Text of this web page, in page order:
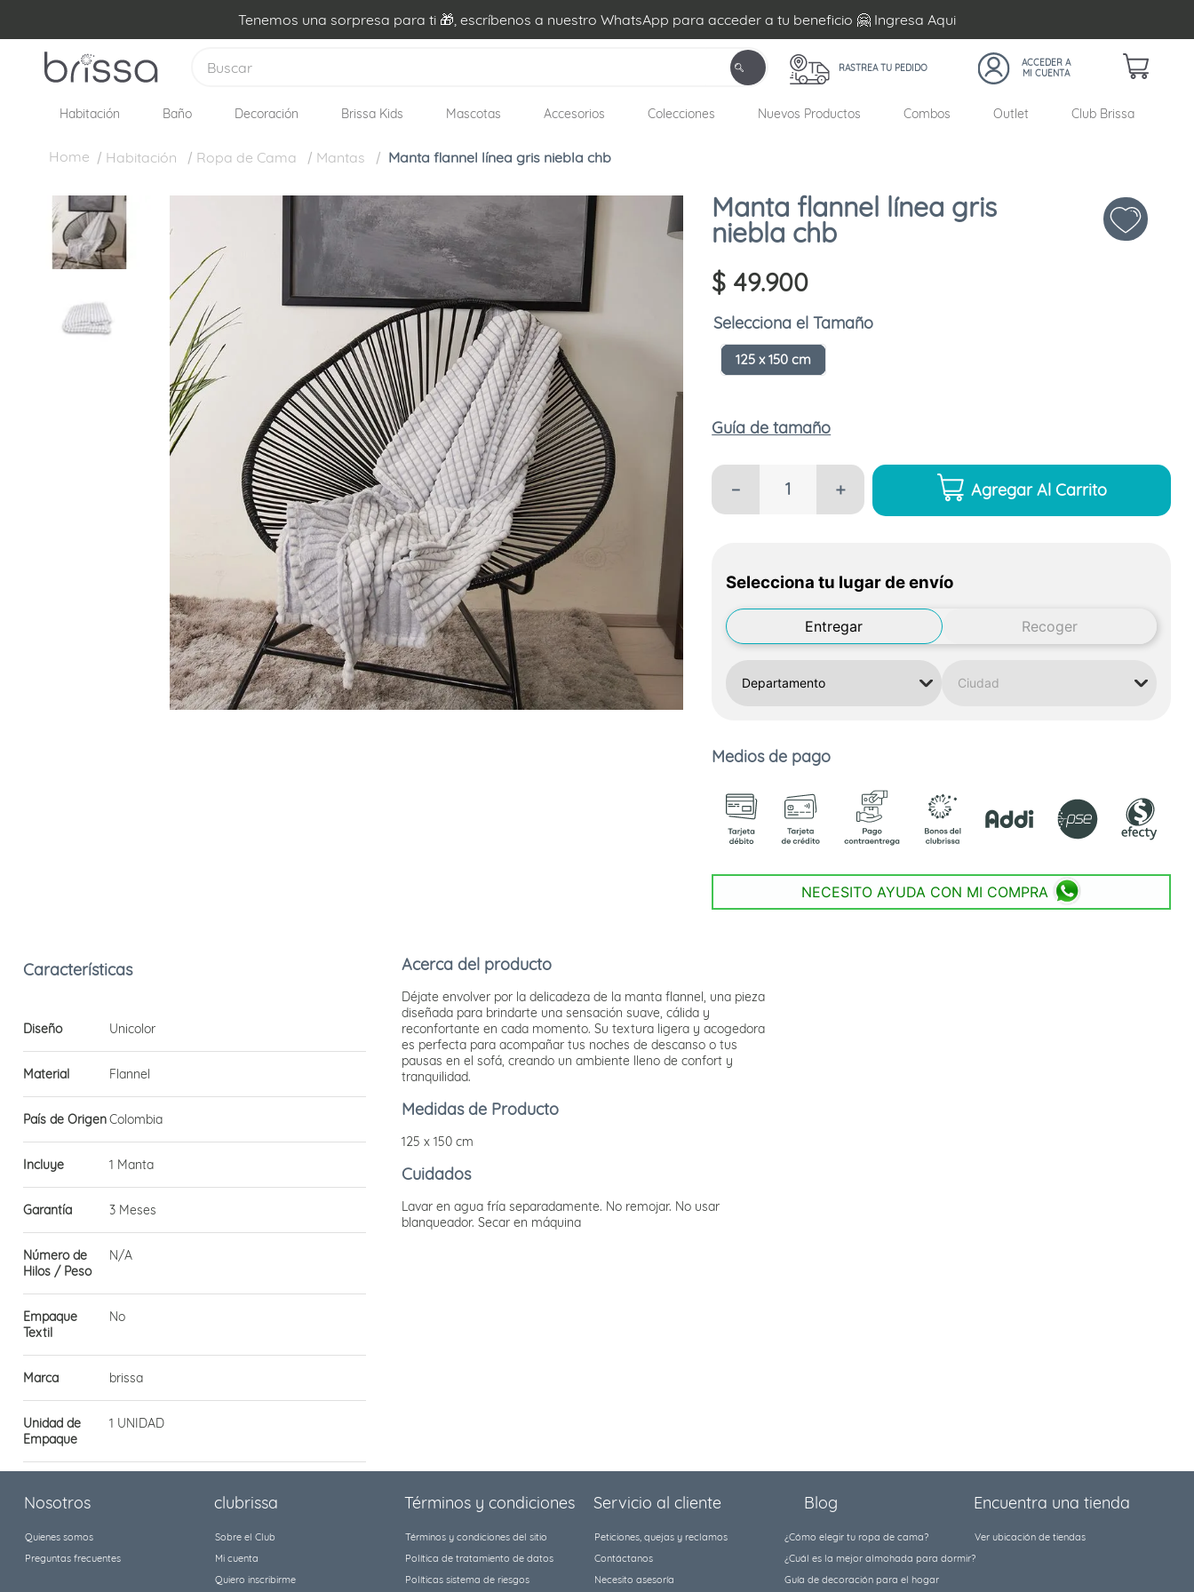
Tenemos una sorpresa para ti 🎁, escríbenos a nuestro WhatsApp para acceder a tu beneficio 🤗 Ingresa Aqui
RASTREA TU PEDIDO
Habitación Baño Decoración Brissa Kids Mascotas Accesorios Colecciones Nuevos Productos Combos Outlet Club Brissa
Habitación Ropa de Cama Mantas Manta flannel línea gris niebla chb
Manta flannel línea gris
niebla chb
$ 49.900
Tamaño
125 x 150 cm
Guía de tamaño
＋
－ Agregar Al Carrito
Selecciona tu lugar de envío
Entregar Recoger
Medios de pago
NECESITO AYUDA CON MI COMPRA
Diseño Unicolor
Material Flannel
País de OrigenColombia
Incluye 1 Manta
Garantía 3 Meses
Número de
Hilos / Peso
N/A
Empaque
Textil
No
Marca brissa
Unidad de
Empaque
1 UNIDAD
Acerca del producto
Déjate envolver por la delicadeza de la manta flannel, una pieza
diseñada para brindarte una sensación suave, cálida y
reconfortante en cada momento. Su textura ligera y acogedora
es perfecta para acompañar tus noches de descanso o tus
pausas en el sofá, creando un ambiente lleno de confort y
tranquilidad.
Medidas de Producto
125 x 150 cm
Cuidados
Lavar en agua fría separadamente. No remojar. No usar
blanqueador. Secar en máquina
Nosotros
Quienes somos
Preguntas frecuentes
clubrissa
Sobre el Club
Mi cuenta
Quiero inscribirme
Términos y condiciones
Términos y condiciones del sitio
Política de tratamiento de datos
Políticas sistema de riesgos
Servicio al cliente
Peticiones, quejas y reclamos
Contáctanos
Necesito asesoría
Blog
¿Cómo elegir tu ropa de cama?
¿Cuál es la mejor almohada para dormir?
Guía de decoración para el hogar
Encuentra una tienda
Ver ubicación de tiendas
1. edredon
forro plumon
cojines
almohadas
cobija
ovejero
cubrelecho
fleur